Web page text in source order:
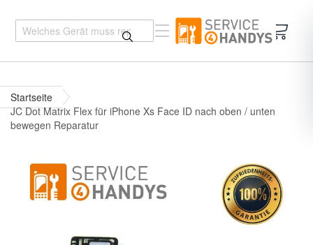
Startseite
JC Dot Matrix Flex für iPhone Xs Face ID nach oben / unten
bewegen Reparatur